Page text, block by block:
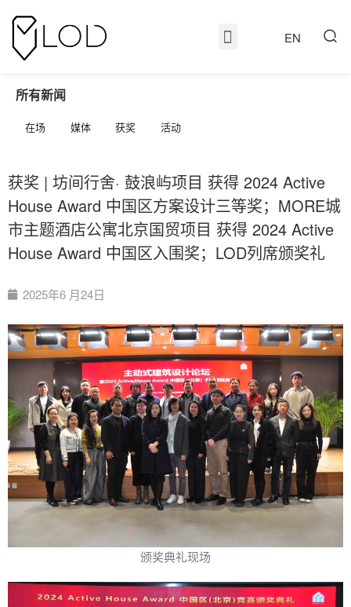
EN
所有新闻
在场 媒体 获奖 活动
获奖 | 坊间行舍· 鼓浪屿项目 获得 2024 Active
House Award 中国区方案设计三等奖；MORE城
市主题酒店公寓北京国贸项目 获得 2024 Active
House Award 中国区入围奖；LOD列席颁奖礼
2025年6 月24日
颁奖典礼现场